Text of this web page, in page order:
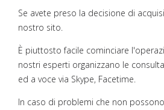
Se avete preso la decisione di
nostro sito.
È piuttosto facile cominciare
nostri esperti organizzano le
ed a voce via Skype, Facetime.
In caso di problemi che non